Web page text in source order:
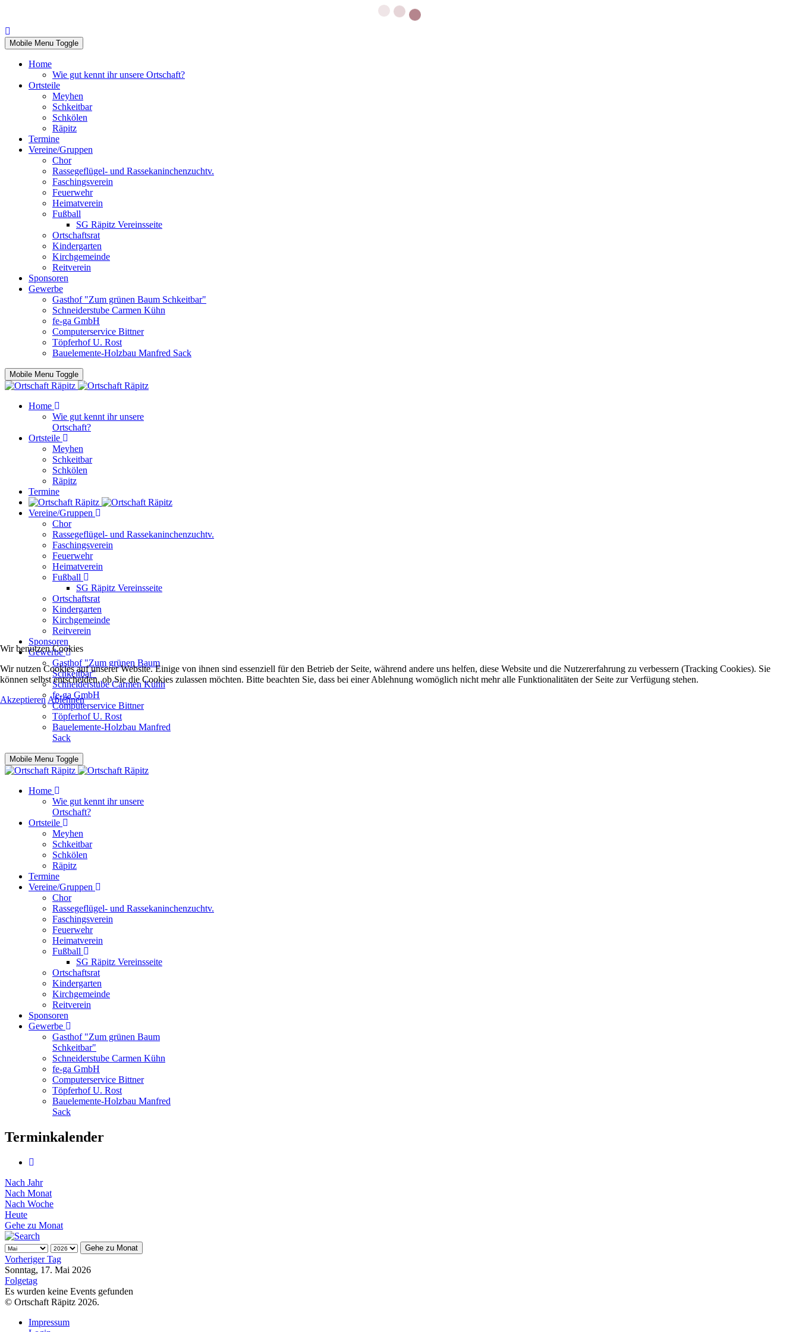
Mobile Menu Toggle
Home
Wie gut kennt ihr unsere Ortschaft?
Ortsteile
Meyhen
Schkeitbar
Schkölen
Räpitz
Termine
Vereine/Gruppen
Chor
Rassegeflügel- und Rassekaninchenzuchtv.
Faschingsverein
Feuerwehr
Heimatverein
Fußball
SG Räpitz Vereinsseite
Ortschaftsrat
Kindergarten
Kirchgemeinde
Reitverein
Sponsoren
Gewerbe
Gasthof "Zum grünen Baum Schkeitbar"
Schneiderstube Carmen Kühn
fe-ga GmbH
Computerservice Bittner
Töpferhof U. Rost
Bauelemente-Holzbau Manfred Sack
Mobile Menu Toggle
Home
Wie gut kennt ihr unsere
Ortschaft?
Ortsteile
Meyhen
Schkeitbar
Schkölen
Räpitz
Termine
Vereine/Gruppen
Chor
Rassegeflügel- und Rassekaninchenzuchtv.
Faschingsverein
Feuerwehr
Heimatverein
Fußball
SG Räpitz Vereinsseite
Ortschaftsrat
Kindergarten
Kirchgemeinde
Reitverein
Sponsoren
Gewerbe
Gasthof "Zum grünen Baum
Schkeitbar"
Schneiderstube Carmen Kühn
fe-ga GmbH
Computerservice Bittner
Töpferhof U. Rost
Bauelemente-Holzbau Manfred
Sack
Mobile Menu Toggle
Home
Wie gut kennt ihr unsere
Ortschaft?
Ortsteile
Meyhen
Schkeitbar
Schkölen
Räpitz
Termine
Vereine/Gruppen
Chor
Rassegeflügel- und Rassekaninchenzuchtv.
Faschingsverein
Feuerwehr
Heimatverein
Fußball
SG Räpitz Vereinsseite
Ortschaftsrat
Kindergarten
Kirchgemeinde
Reitverein
Sponsoren
Gewerbe
Gasthof "Zum grünen Baum
Schkeitbar"
Schneiderstube Carmen Kühn
fe-ga GmbH
Computerservice Bittner
Töpferhof U. Rost
Bauelemente-Holzbau Manfred
Sack
Terminkalender
Nach Jahr
Nach Monat
Nach Woche
Heute
Gehe zu Monat
Gehe zu Monat
Vorheriger Tag
Sonntag, 17. Mai 2026
Folgetag
Es wurden keine Events gefunden
© Ortschaft Räpitz 2026.
Impressum
Wir benutzen Cookies
Wir nutzen Cookies auf unserer Website. Einige von ihnen sind essenziell für den Betrieb der Seite, während andere uns helfen, diese Website und die Nutzererfahrung zu verbessern (Tracking Cookies). Sie
können selbst entscheiden, ob Sie die Cookies zulassen möchten. Bitte beachten Sie, dass bei einer Ablehnung womöglich nicht mehr alle Funktionalitäten der Seite zur Verfügung stehen.
Akzeptieren Ablehnen